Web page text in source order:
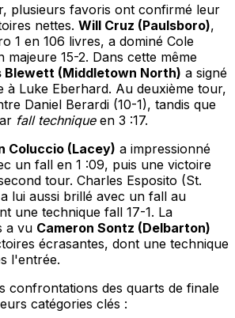
plusieurs favoris ont confirmé leur
nettes. Will Cruz (Paulsboro),
1 en 106 livres, a dominé Cole
majeure 15-2. Dans cette même
Blewett (Middletown North) a signé
à Luke Eberhard. Au deuxième tour,
Daniel Berardi (10-1), tandis que
fall techniqueen 3 :17.
Coluccio (Lacey) a impressionné
un fall en 1 :09, puis une victoire
tour. Charles Esposito (St.
lui aussi brillé avec un fall au
une technique fall 17-1. La
a vu Cameron Sontz (Delbarton)
écrasantes, dont une technique
l'entrée.
confrontations des quarts de finale
catégories clés :